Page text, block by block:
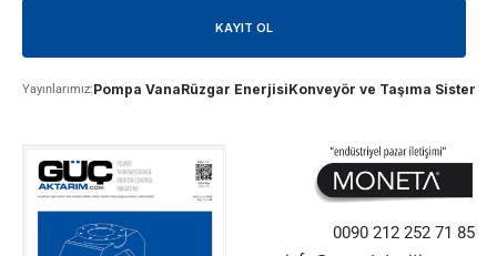
Yayınlarımız:Pompa VanaRüzgar EnerjisiKonveyör ve Taşıma
0090 212 252 71 85